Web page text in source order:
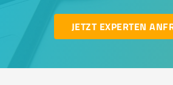
JETZT EXPERTEN